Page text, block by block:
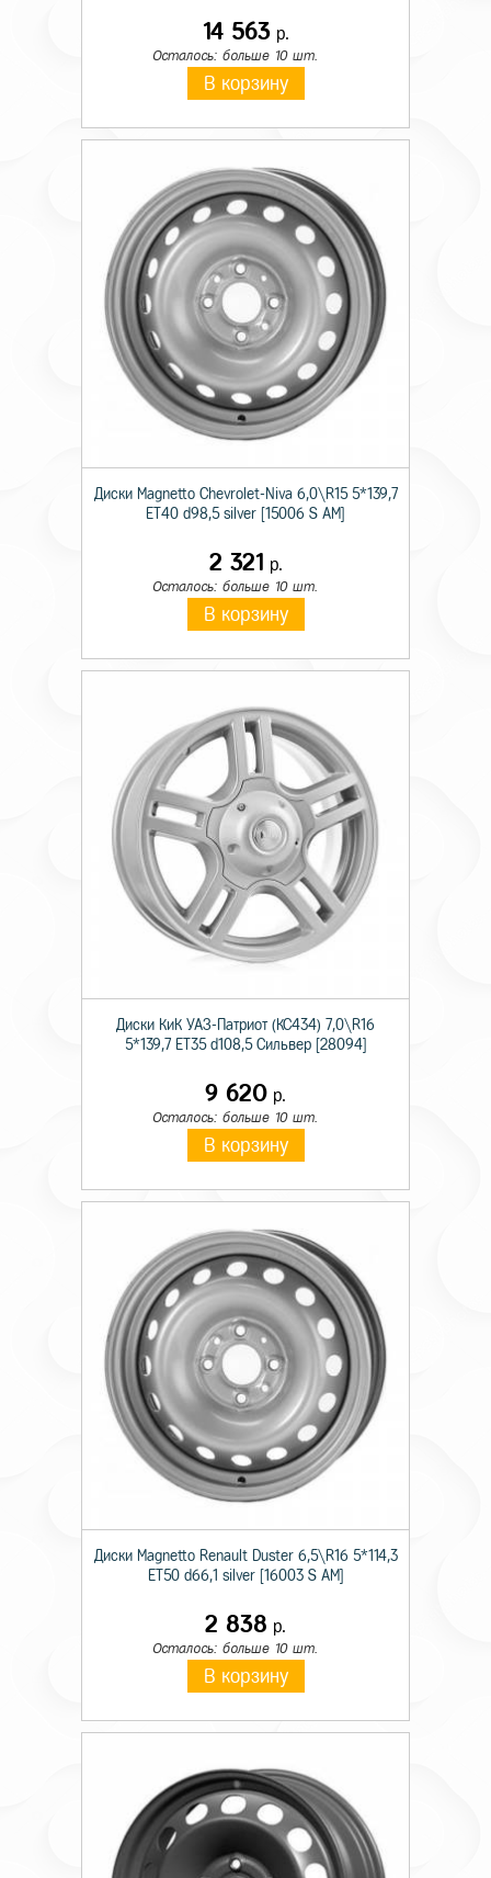
14 563р.
Осталось: больше 10 шт.
В корзину
Диски Magnetto Chevrolet-Niva 6,0\R15 5*139,7
ET40 d98,5 silver [15006 S AM]
2 321 р.
Осталось: больше 10 шт.
В корзину
Диски КиК УАЗ-Патриот (КС434) 7,0\R16
5*139,7 ET35 d108,5 Сильвер [28094]
9 620 р.
Осталось: больше 10 шт.
В корзину
Диски Magnetto Renault Duster 6,5\R16 5*114,3
ET50 d66,1 silver [16003 S AM]
2 838 р.
Осталось: больше 10 шт.
В корзину